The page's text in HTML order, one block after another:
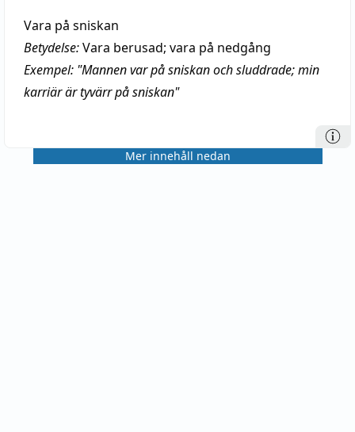
Vara på sniskan
Betydelse:Vara berusad; vara på nedgång
Exempel: "Mannen var på sniskan och sluddrade; min
karriär är tyvärr på sniskan"
Mer innehåll nedan